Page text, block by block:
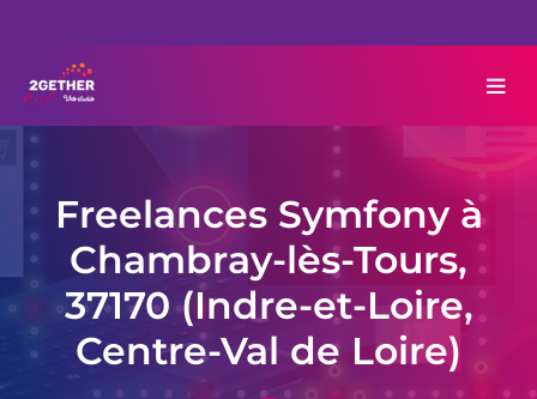
Freelances Symfony à
Chambray-lès-Tours,
37170 (Indre-et-Loire,
Centre-Val de Loire)